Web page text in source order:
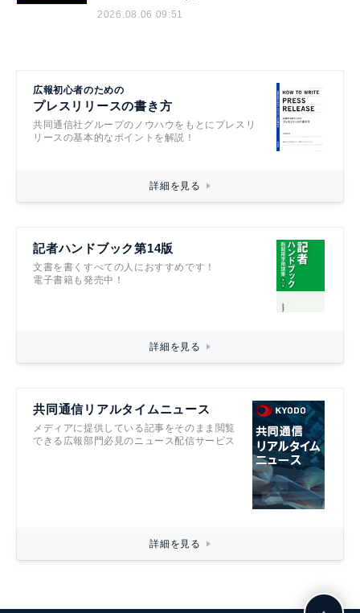
2026.08.06 09:51
広報初心者のための
プレスリリースの書き方
共同通信社グループのノウハウをもとにプレスリ
リースの基本的なポイントを解説！
詳細を見る
記者ハンドブック第14版
文書を書くすべての人におすすめです！
電子書籍も発売中！
詳細を見る
共同通信リアルタイムニュース
メディアに提供している記事をそのまま閲覧
できる広報部門必見のニュース配信サービス
詳細を見る